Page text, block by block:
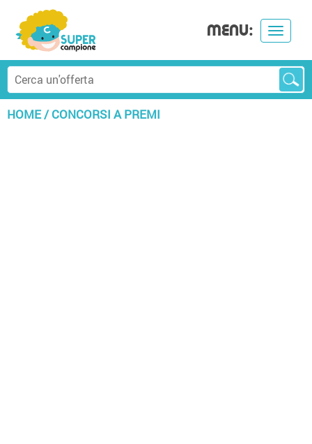
Toggle
MENU:
HOME/CONCORSI A PREMI